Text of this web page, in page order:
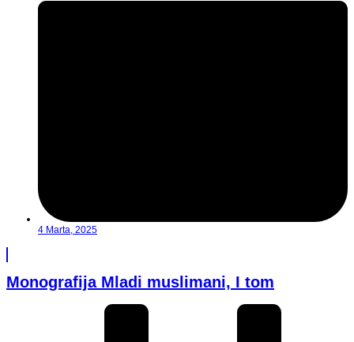
4 Marta, 2025
Monografija Mladi muslimani, I tom